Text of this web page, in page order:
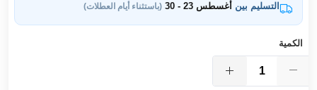
التسليم بين أغسطس 23 - 30 (باستثناء أيام العطلات)
الكمية